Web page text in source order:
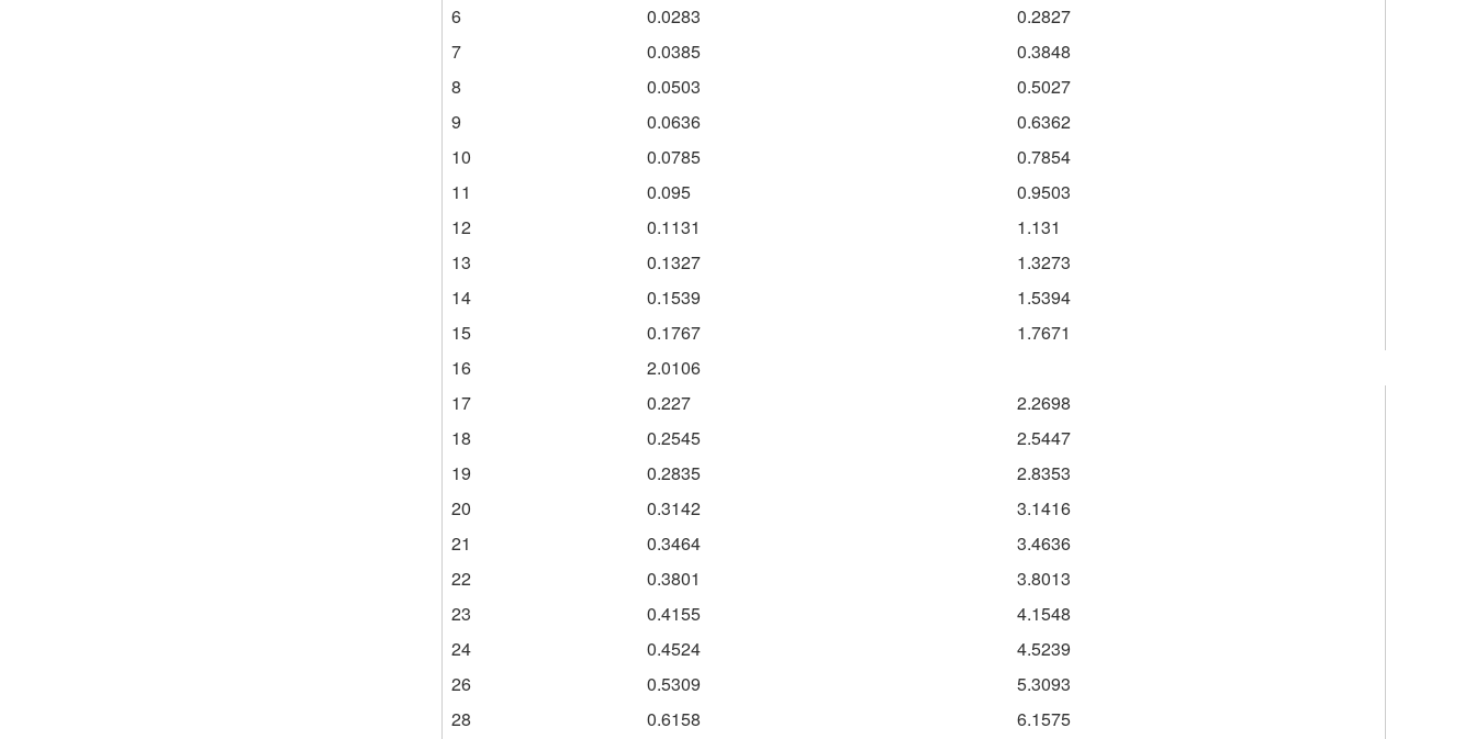
6
0.0283
0.2827
7
0.0385
0.3848
8
0.0503
0.5027
9
0.0636
0.6362
10
0.0785
0.7854
11
0.095
0.9503
12
0.1131
1.131
13
0.1327
1.3273
14
0.1539
1.5394
15
0.1767
1.7671
16
2.0106
17
0.227
2.2698
18
0.2545
2.5447
19
0.2835
2.8353
20
0.3142
3.1416
21
0.3464
3.4636
22
0.3801
3.8013
23
0.4155
4.1548
24
0.4524
4.5239
26
0.5309
5.3093
28
0.6158 6.1575